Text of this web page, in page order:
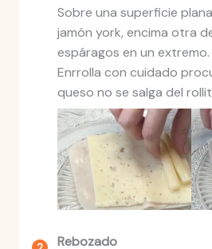
Sobre una superficie
jamón york, encima otra
espáragos en un extremo.
Enrrolla con cuidado
queso no se salga del
Rebozado